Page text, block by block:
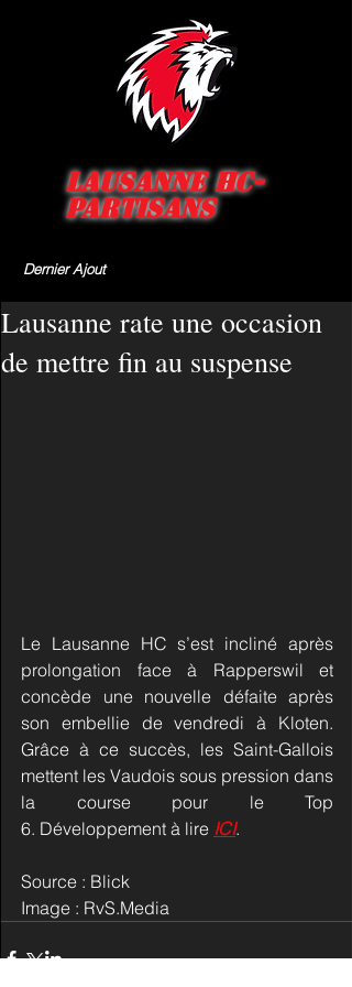
Lausanne HC-
Partisans
Dernier Ajout
Lausanne rate une occasion
de mettre fin au suspense
Le Lausanne HC s’est incliné après
prolongation face à Rapperswil et
concède une nouvelle défaite après
son embellie de vendredi à Kloten.
Grâce à ce succès, les Saint-Gallois
mettent les Vaudois sous pression dans
la course pour le Top
6. Développement à lire ICI.
Source : Blick
Image : RvS.Media